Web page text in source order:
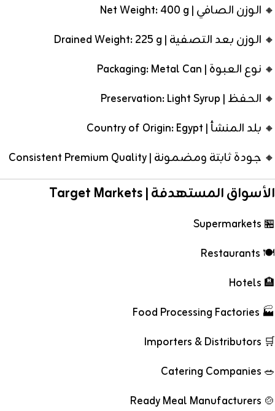
🔸 الوزن الصافي | Net Weight: 400 g
🔸 الوزن بعد التصفية | Drained Weight: 225 g
🔸 نوع العبوة | Packaging: Metal Can
🔸 الحفظ | Preservation: Light Syrup
🔸 بلد المنشأ | Country of Origin: Egypt
🔸 جودة ثابتة ومضمونة | Consistent Premium Quality
الأسواق المستهدفة | Target Markets
🏪 Supermarkets
🍽️ Restaurants
🏨 Hotels
🏭 Food Processing Factories
🛒 Importers & Distributors
🥗 Catering Companies
🍲 Ready Meal Manufacturers